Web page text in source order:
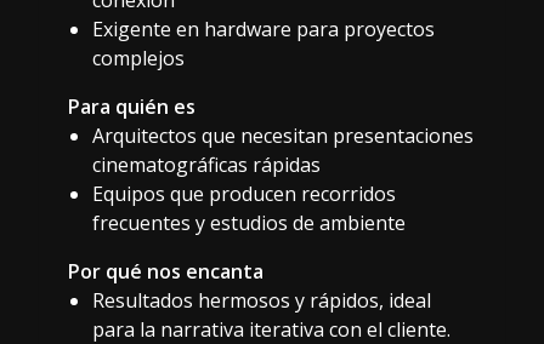
Exigente en hardware para proyectos
complejos
Para quién es
Arquitectos que necesitan presentaciones
cinematográficas rápidas
Equipos que producen recorridos
frecuentes y estudios de ambiente
Por qué nos encanta
Resultados hermosos y rápidos, ideal
para la narrativa iterativa con el cliente.